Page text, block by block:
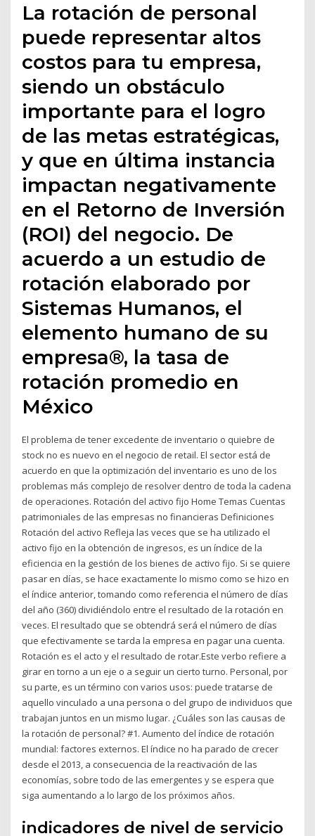
La rotación de personal
puede representar altos
costos para tu empresa,
siendo un obstáculo
importante para el logro
de las metas estratégicas,
y que en última instancia
impactan negativamente
en el Retorno de Inversión
(ROI) del negocio. De
acuerdo a un estudio de
rotación elaborado por
Sistemas Humanos, el
elemento humano de su
empresa®, la tasa de
rotación promedio en
México
El problema de tener excedente de inventario o quiebre de
stock no es nuevo en el negocio de retail. El sector está de
acuerdo en que la optimización del inventario es uno de los
problemas más complejo de resolver dentro de toda la cadena
de operaciones. Rotación del activo fijo Home Temas Cuentas
patrimoniales de las empresas no financieras Definiciones
Rotación del activo Refleja las veces que se ha utilizado el
activo fijo en la obtención de ingresos, es un índice de la
eficiencia en la gestión de los bienes de activo fijo. Si se quiere
pasar en días, se hace exactamente lo mismo como se hizo en
el índice anterior, tomando como referencia el número de días
del año (360) dividiéndolo entre el resultado de la rotación en
veces. El resultado que se obtendrá será el número de días
que efectivamente se tarda la empresa en pagar una cuenta.
Rotación es el acto y el resultado de rotar.Este verbo refiere a
girar en torno a un eje o a seguir un cierto turno. Personal, por
su parte, es un término con varios usos: puede tratarse de
aquello vinculado a una persona o del grupo de individuos que
trabajan juntos en un mismo lugar. ¿Cuáles son las causas de
la rotación de personal? #1. Aumento del índice de rotación
mundial: factores externos. El índice no ha parado de crecer
desde el 2013, a consecuencia de la reactivación de las
economías, sobre todo de las emergentes y se espera que
siga aumentando a lo largo de los próximos años.
indicadores de nivel de servicio